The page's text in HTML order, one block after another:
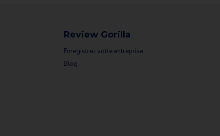
Review Gorilla
Enregistrez votre entreprise
Blog